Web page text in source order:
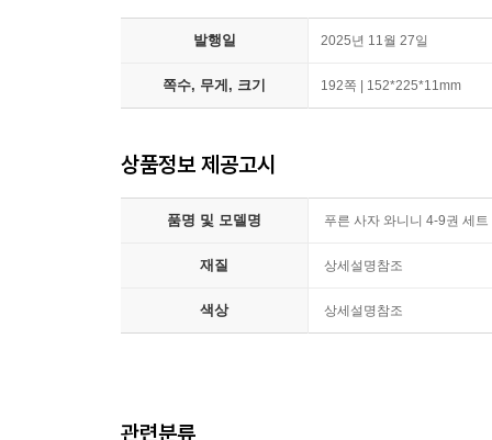
발행일 2025년 11월 27일
쪽수, 무게, 크기 192쪽 | 152*225*11mm
상품정보 제공고시
품명 및 모델명 푸른 사자 와니니 4-9권 세트
재질 상세설명참조
색상 상세설명참조
관련분류